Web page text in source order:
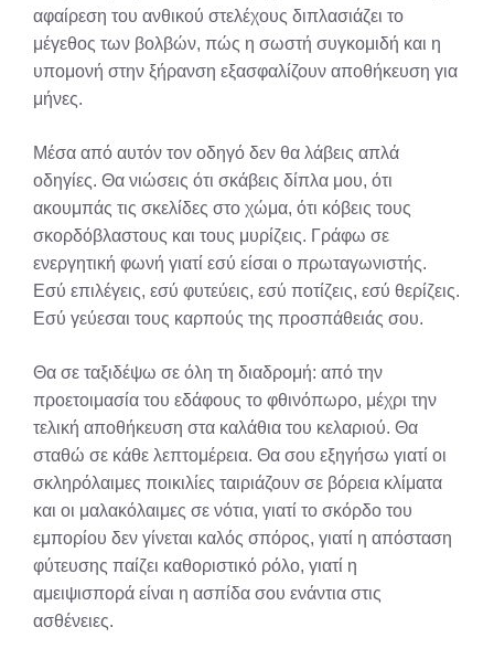
αφαίρεση του ανθικού στελέχους διπλασιάζει το
μέγεθος των βολβών, πώς η σωστή συγκομιδή και η
υπομονή στην ξήρανση εξασφαλίζουν αποθήκευση για
μήνες.
Μέσα από αυτόν τον οδηγό δεν θα λάβεις απλά
οδηγίες. Θα νιώσεις ότι σκάβεις δίπλα μου, ότι
ακουμπάς τις σκελίδες στο χώμα, ότι κόβεις τους
σκορδόβλαστους και τους μυρίζεις. Γράφω σε
ενεργητική φωνή γιατί εσύ είσαι ο πρωταγωνιστής.
Εσύ επιλέγεις, εσύ φυτεύεις, εσύ ποτίζεις, εσύ θερίζεις.
Εσύ γεύεσαι τους καρπούς της προσπάθειάς σου.
Θα σε ταξιδέψω σε όλη τη διαδρομή: από την
προετοιμασία του εδάφους το φθινόπωρο, μέχρι την
τελική αποθήκευση στα καλάθια του κελαριού. Θα
σταθώ σε κάθε λεπτομέρεια. Θα σου εξηγήσω γιατί οι
σκληρόλαιμες ποικιλίες ταιριάζουν σε βόρεια κλίματα
και οι μαλακόλαιμες σε νότια, γιατί το σκόρδο του
εμπορίου δεν γίνεται καλός σπόρος, γιατί η απόσταση
φύτευσης παίζει καθοριστικό ρόλο, γιατί η
αμειψισπορά είναι η ασπίδα σου ενάντια στις
ασθένειες.